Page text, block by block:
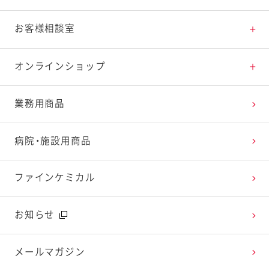
料理の基本
特集レシピ
レシピランキング
レシピ動画
今日のレシピギャラリー
新商品・リニューアル品一覧
販売終了商品一覧
体験・エンタメトップ
マヨテラス（見学施設）
オープンキッチン（工場見学）
深谷テラス ヤサイな仲間たちファーム
おたのしみコンテンツ
広告ギャラリー
テレビ・ラジオ
お客様相談室
お客様相談室トップ
よくお寄せいただくご質問
お客様の声を活かしました
オンラインショップ
Qummy
キユーピーウエルネス
業務用商品
病院・施設用商品
ファインケミカル
お知らせ
メールマガジン